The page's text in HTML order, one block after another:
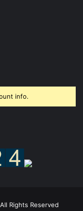
info.
Rights Reserved